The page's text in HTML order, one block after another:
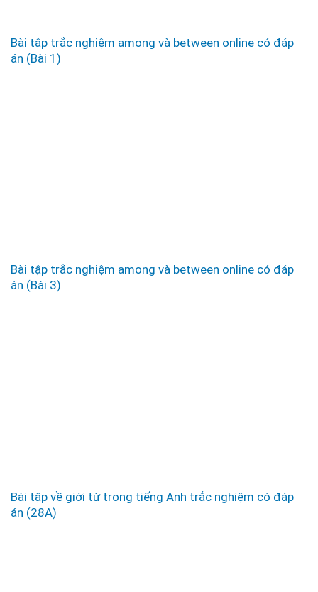
Bài tập trắc nghiệm among và between online có đáp
án (Bài 1)
Bài tập trắc nghiệm among và between online có đáp
án (Bài 3)
Bài tập về giới từ trong tiếng Anh trắc nghiệm có đáp
án (28A)